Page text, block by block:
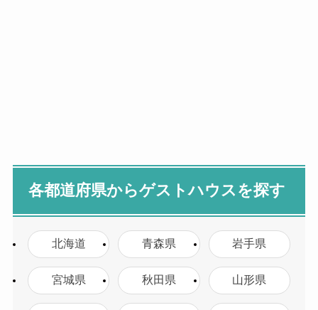
各都道府県からゲストハウスを探す
北海道 青森県 岩手県
宮城県 秋田県 山形県